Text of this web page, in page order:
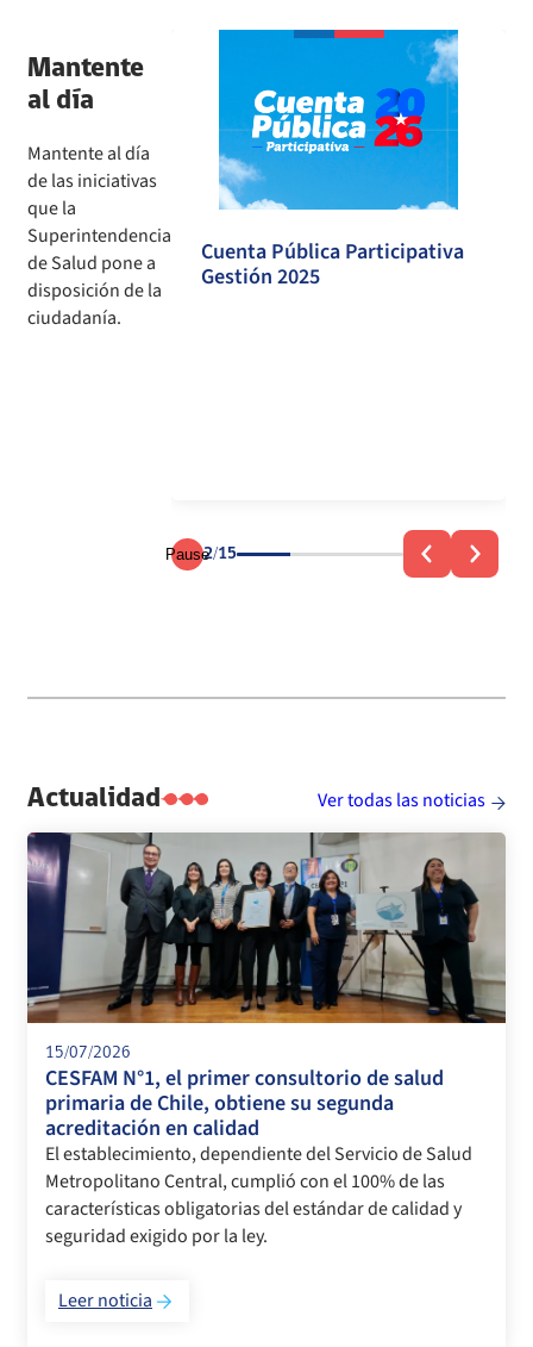
Mantente
al día
Mantente al día
de las iniciativas
que la
Superintendencia
de Salud pone a
disposición de la
ciudadanía.
en Salud
Cuenta Pública Participativa
Gestión 2025
Pause2/15
Actualidad Ver todas las noticias
15/07/2026
CESFAM N°1, el primer consultorio de salud
primaria de Chile, obtiene su segunda
acreditación en calidad
El establecimiento, dependiente del Servicio de Salud
Metropolitano Central, cumplió con el 100% de las
características obligatorias del estándar de calidad y
seguridad exigido por la ley.
Leer noticia